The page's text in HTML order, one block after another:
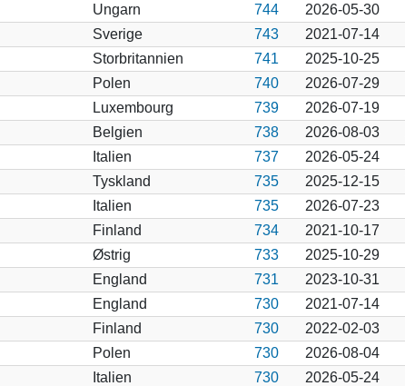
Ungarn 744 2026-05-30
Sverige 743 2021-07-14
Storbritannien 741 2025-10-25
Polen 740 2026-07-29
Luxembourg 739 2026-07-19
Belgien 738 2026-08-03
Italien 737 2026-05-24
Tyskland 735 2025-12-15
Italien 735 2026-07-23
Finland 734 2021-10-17
Østrig 733 2025-10-29
England 731 2023-10-31
England 730 2021-07-14
Finland 730 2022-02-03
Polen 730 2026-08-04
Italien 730 2026-05-24